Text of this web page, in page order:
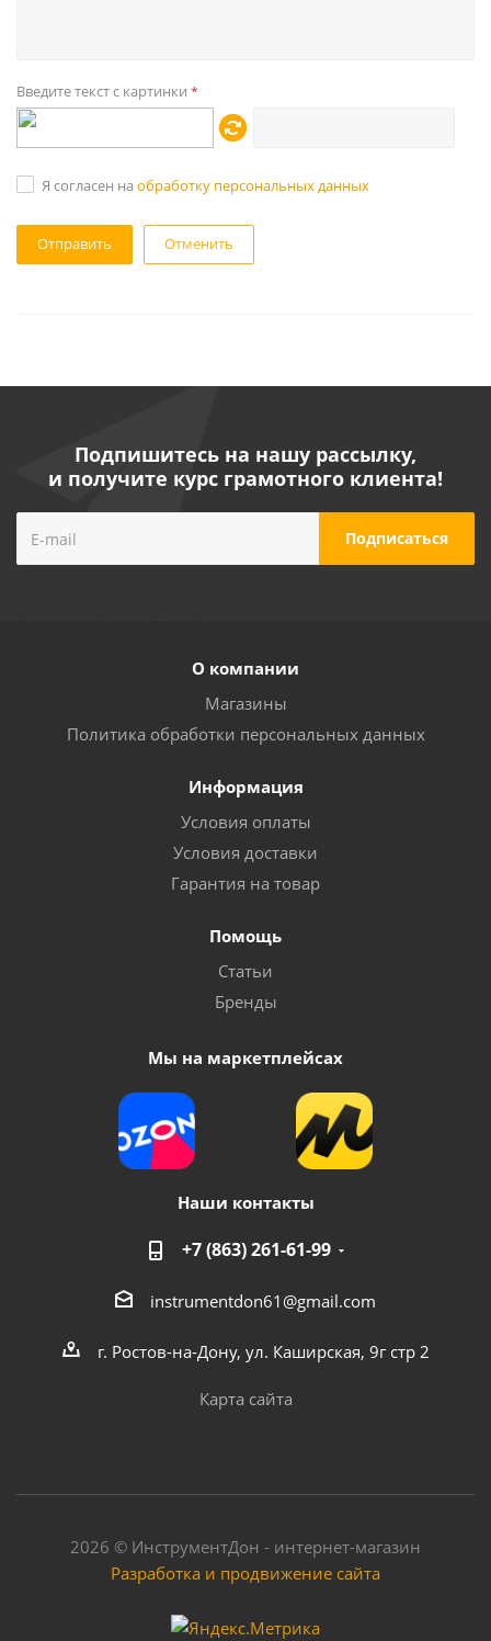
Введите текст с картинки *
Я согласен на обработку персональных данных
Отменить
Подпишитесь на нашу рассылку,
и получите курс грамотного клиента!
О компании
Магазины
Политика обработки персональных данных
Информация
Условия оплаты
Условия доставки
Гарантия на товар
Помощь
Статьи
Бренды
Мы на маркетплейсах
Наши контакты
+7 (863) 261-61-99
instrumentdon61@gmail.com
г. Ростов-на-Дону, ул. Каширская, 9г стр 2
Карта сайта
2026 © ИнструментДон - интернет-магазин
Разработка и продвижение сайта